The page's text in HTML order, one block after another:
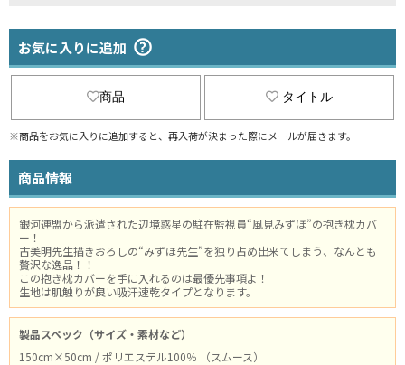
お気に入りに追加
商品 タイトル
※商品をお気に入りに追加すると、再入荷が決まった際にメールが届きます。
商品情報
銀河連盟から派遣された辺境惑星の駐在監視員“風見みずほ”の抱き枕カバ
ー！
古美明先生描きおろしの“みずほ先生”を独り占め出来てしまう、なんとも
贅沢な逸品！！
この抱き枕カバーを手に入れるのは最優先事項よ！
生地は肌触りが良い吸汗速乾タイプとなります。
製品スペック（サイズ・素材など）
150cm×50cm / ポリエステル100％ （スムース）